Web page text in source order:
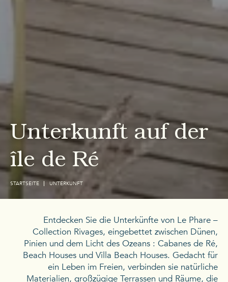
Unterkunft auf der
île de Ré
STARTSEITE UNTERKUNFT
Entdecken Sie die Unterkünfte von Le Phare –
Collection Rivages, eingebettet zwischen Dünen,
Pinien und dem Licht des Ozeans : Cabanes de Ré,
Beach Houses und Villa Beach Houses. Gedacht für
ein Leben im Freien, verbinden sie natürliche
Materialien, großzügige Terrassen und Räume, die